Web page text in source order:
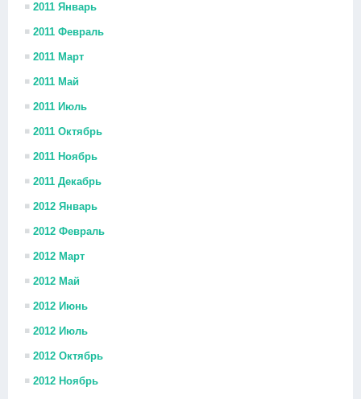
2011 Январь
2011 Февраль
2011 Март
2011 Май
2011 Июль
2011 Октябрь
2011 Ноябрь
2011 Декабрь
2012 Январь
2012 Февраль
2012 Март
2012 Май
2012 Июнь
2012 Июль
2012 Октябрь
2012 Ноябрь